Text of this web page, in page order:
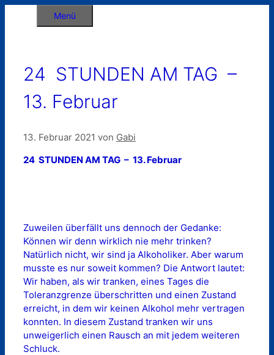
Menü
24 STUNDEN AM TAG –
13. Februar
13. Februar 2021 von Gabi
24 STUNDEN AM TAG – 13. Februar
Zuweilen überfällt uns dennoch der Gedanke:
Können wir denn wirklich nie mehr trinken?
Natürlich nicht, wir sind ja Alkoholiker. Aber warum
musste es nur soweit kommen? Die Antwort lautet:
Wir haben, als wir tranken, eines Tages die
Toleranzgrenze überschritten und einen Zustand
erreicht, in dem wir keinen Alkohol mehr vertragen
konnten. In diesem Zustand tranken wir uns
unweigerlich einen Rausch an mit jedem weiteren
Schluck.